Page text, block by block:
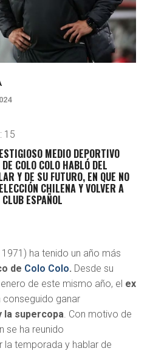
15
MEDIO DEPORTIVO
COLO COLO HABLÓ DEL
Y DE SU FUTURO, EN QUE NO
CHILENA Y VOLVER A
ESPAÑOL
ha tenido un año más
de Colo Colo. Desde su
de este mismo año, el ex
conseguido ganar
la supercopa . Con motivo de
se ha reunido
la temporada y hablar de